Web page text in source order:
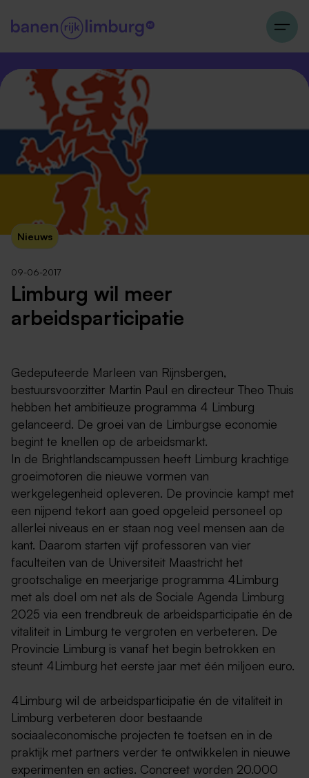
Nieuws
09-06-2017
Limburg wil meer
arbeidsparticipatie
Gedeputeerde Marleen van Rijnsbergen,
bestuursvoorzitter Martin Paul en directeur Theo Thuis
hebben het ambitieuze programma 4 Limburg
gelanceerd. De groei van de Limburgse economie
begint te knellen op de arbeidsmarkt.
In de Brightlandscampussen heeft Limburg krachtige
groeimotoren die nieuwe vormen van
werkgelegenheid opleveren. De provincie kampt met
een nijpend tekort aan goed opgeleid personeel op
allerlei niveaus en er staan nog veel mensen aan de
kant. Daarom starten vijf professoren van vier
faculteiten van de Universiteit Maastricht het
grootschalige en meerjarige programma 4Limburg
met als doel om net als de Sociale Agenda Limburg
2025 via een trendbreuk de arbeidsparticipatie én de
vitaliteit in Limburg te vergroten en verbeteren. De
Provincie Limburg is vanaf het begin betrokken en
steunt 4Limburg het eerste jaar met één miljoen euro.
4Limburg wil de arbeidsparticipatie én de vitaliteit in
Limburg verbeteren door bestaande
sociaaleconomische projecten te toetsen en in de
praktijk met partners verder te ontwikkelen in nieuwe
experimenten en acties. Concreet worden 20.000